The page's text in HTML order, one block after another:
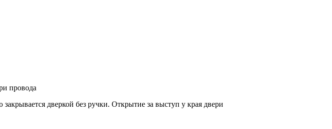
провода
дверкой без ручки. Открытие за выступ у края двери